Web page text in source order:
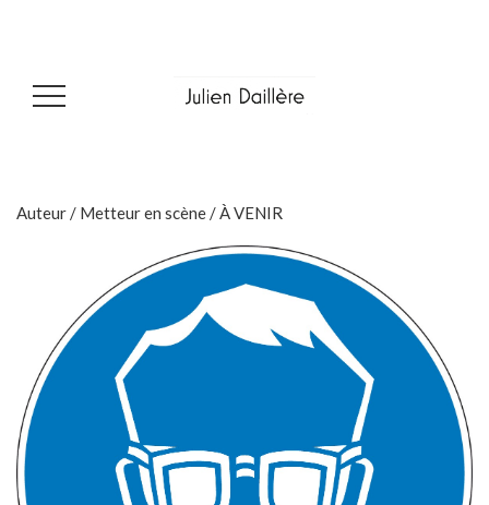
Auteur / Metteur en scène / À VENIR